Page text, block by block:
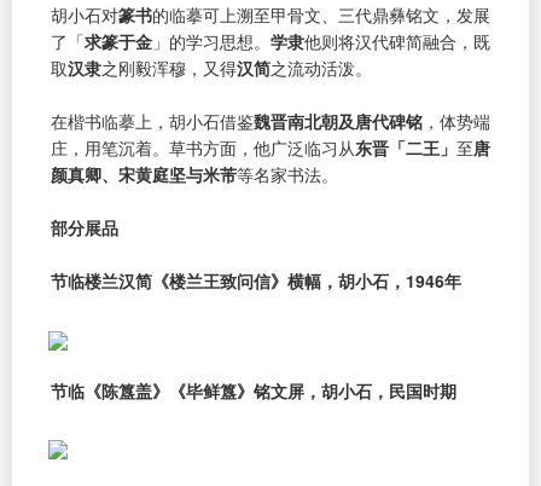
胡小石对篆书的临摹可上溯至甲骨文、三代鼎彝铭文，发展
了「求篆于金 」的学习思想。 学隶他则将汉代碑简融合，既
取汉隶之刚毅浑穆，又得汉简之流动活泼。
在楷书临摹上，胡小石借鉴魏晋南北朝及唐代碑铭 ，体势端
庄，用笔沉着。草书方面，他广泛临习从东晋「二王」 至唐
颜真卿、宋黄庭坚与米芾等名家书法。
部分展品
节临楼兰汉简《楼兰王致问信》横幅，胡小石，1946年
节临《陈簋盖》《毕鲜簋》铭文屏，胡小石，民国时期